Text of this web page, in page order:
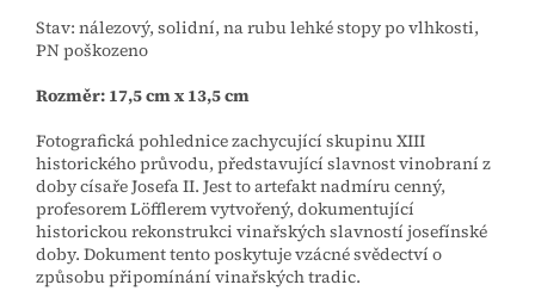
Stav: nálezový, solidní, na rubu lehké stopy po vlhkosti,
PN poškozeno
Rozměr: 17,5 cm x 13,5 cm
Fotografická pohlednice zachycující skupinu XIII
historického průvodu, představující slavnost vinobraní z
doby císaře Josefa II. Jest to artefakt nadmíru cenný,
profesorem Löfflerem vytvořený, dokumentující
historickou rekonstrukci vinařských slavností josefínské
doby. Dokument tento poskytuje vzácné svědectví o
způsobu připomínání vinařských tradic.